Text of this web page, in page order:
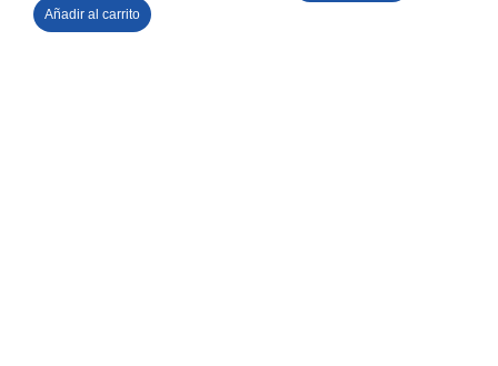
Añadir al carrito